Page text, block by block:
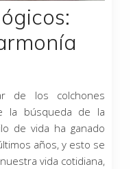
de los colchones
la búsqueda de la
de vida ha ganado
años, y esto se
vida cotidiana,